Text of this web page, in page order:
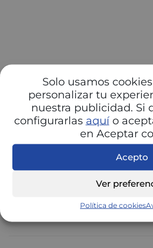
Solo usamos
personalizar tu
nuestra publicidad. Si
configurarlas aquío
en Aceptar
Acepto
Ver
Política de cookies